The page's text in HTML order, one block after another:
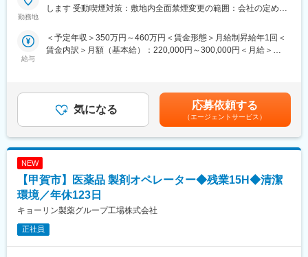
容器や製剤技術を追求
https://www.santen.com/jp/recruit/graduate/special_reason
・当社だからできる「目」への挑戦
https://www.santen.com/jp/recruit/graduate/staff
※直近１年以内に自己応募、または他人材紹介会社含めて、同ポジ
ションへご応募をされた方の再応募は不可となります。
せします。
★慣れたら陳列を工夫したり、イベントのアイデアを練ったり商
品にこだわったりと、「自分の色」を出してください。売場スタ
ッフが主導でお店作りをしています。
売場担当⇒主任（売場責任者）へとステップアップ。入社半年～1
年で責任者へ昇格する者もおり年齢・社歴は関係ありません。意
欲がある方であれば店長、バイヤー本部スタッフなどへのキャリ
アアップも可能です！
■社風：
勤務地
します 受動喫煙対策：敷地内全面禁煙変更の範囲：会社の定める
給与
＜予定年収＞350万円～460万円＜賃金形態＞月給制昇給年1回＜
賃金内訳＞月額（基本給）：220,000円～300,000円＜月給＞
主任（月給30万円＋賞与）・710万円／次長・バイヤー（月給38
万円＋賞与＋職責手当）・870万円／店長・課長（月給53万円+職
責手当）賃金はあくまでも目安の金額であり、選考を通じて上下
する可能性があります。月給(月額)は固定手当を含めた表記です。
気になる 応募依頼する
（エージェントサービス）
NEW
【甲賀市】医薬品 製剤オペレーター◆残業15H◆清潔
環境／年休123日
キョーリン製薬グループ工場株式会社
正社員